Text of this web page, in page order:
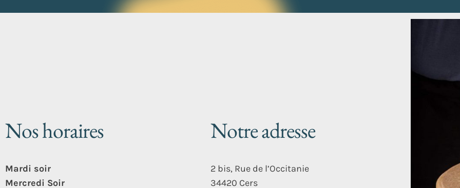
Nos horaires
Mardi soir
Mercredi Soir
Notre adresse
2 bis, Rue de l’Occitanie
34420 Cers